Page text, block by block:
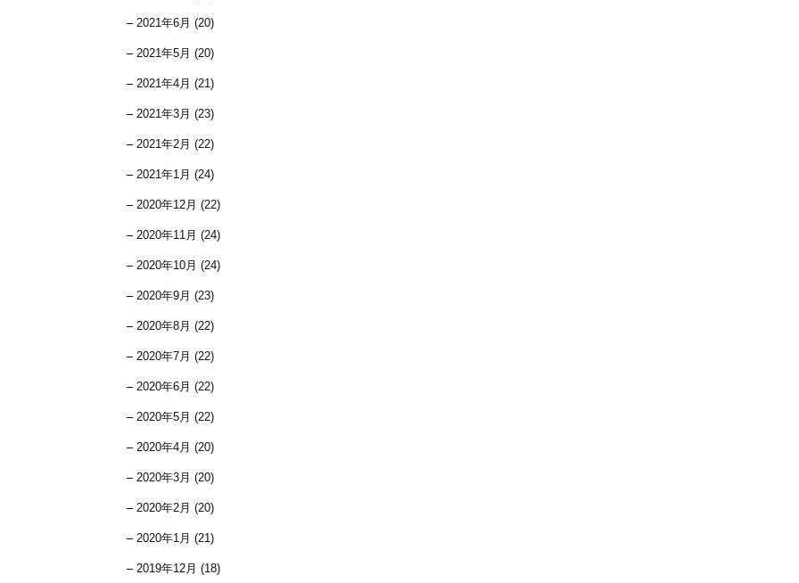
2021年6月 (20)
2021年5月 (20)
2021年4月 (21)
2021年3月 (23)
2021年2月 (22)
2021年1月 (24)
2020年12月 (22)
2020年11月 (24)
2020年10月 (24)
2020年9月 (23)
2020年8月 (22)
2020年7月 (22)
2020年6月 (22)
2020年5月 (22)
2020年4月 (20)
2020年3月 (20)
2020年2月 (20)
2020年1月 (21)
2019年12月 (18)